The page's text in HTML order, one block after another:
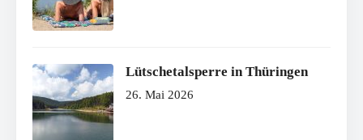
Lütschetalsperre in Thüringen
26. Mai 2026